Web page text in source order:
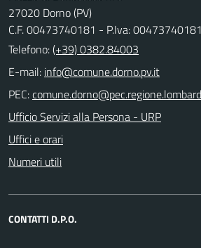
27020 Dorno (PV)
C.F. 00473740181 - P.Iva: 00473740181
Telefono:(+39) 0382.84003
E-mail:
PEC:
Ufficio Servizi alla Persona - URP
Uffici e orari
Numeri utili
CONTATTI D.P.O.